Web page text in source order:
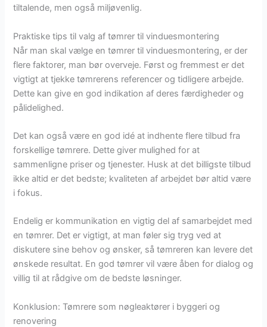
tiltalende, men også miljøvenlig.
Praktiske tips til valg af tømrer til vinduesmontering
Når man skal vælge en tømrer til vinduesmontering, er der
flere faktorer, man bør overveje. Først og fremmest er det
vigtigt at tjekke tømrerens referencer og tidligere arbejde.
Dette kan give en god indikation af deres færdigheder og
pålidelighed.
Det kan også være en god idé at indhente flere tilbud fra
forskellige tømrere. Dette giver mulighed for at
sammenligne priser og tjenester. Husk at det billigste tilbud
ikke altid er det bedste; kvaliteten af arbejdet bør altid være
i fokus.
Endelig er kommunikation en vigtig del af samarbejdet med
en tømrer. Det er vigtigt, at man føler sig tryg ved at
diskutere sine behov og ønsker, så tømreren kan levere det
ønskede resultat. En god tømrer vil være åben for dialog og
villig til at rådgive om de bedste løsninger.
Konklusion: Tømrere som nøgleaktører i byggeri og
renovering